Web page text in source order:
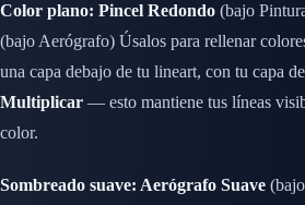
Color plano: Pincel Redondo (bajo
(bajo Aerógrafo) Úsalos para rellenar
una capa debajo de tu lineart, con tu capa
Multiplicar — esto mantiene tus líneas
color.
Sombreado suave: Aerógrafo Suave